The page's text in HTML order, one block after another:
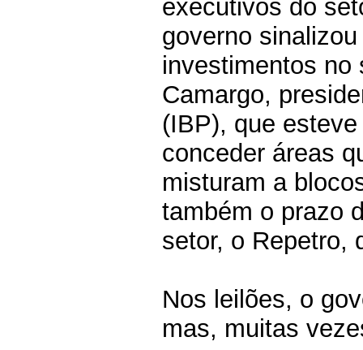
executivos do
governo
investimentos no
Camargo,
(IBP), que
conceder áreas
misturam a
também o prazo
setor, o Repetro,
Nos leilões, o
mas, muitas